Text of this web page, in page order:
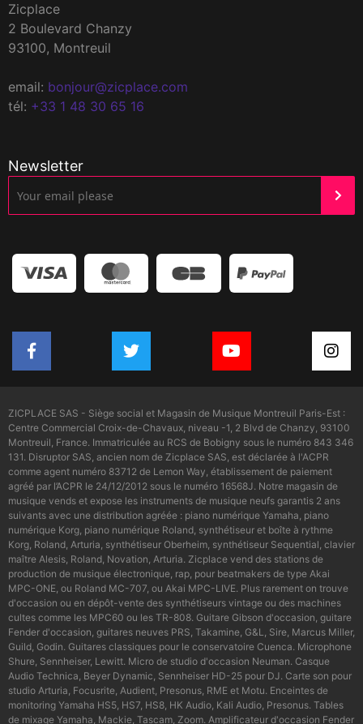
Zicplace
2 Boulevard Chanzy
93100, Montreuil
email: bonjour@zicplace.com
tél: +33 1 48 30 65 16
Newsletter
ZICPLACE SAS - Siège social et Magasin de Musique Montreuil Paris-Est :
Centre Commercial Croix-de-Chavaux, niveau -1, 2 Blvd de Chanzy, 93100
Montreuil, France. Immatriculée au RCS de Bobigny sous le numéro 843 346
131. Disruptor SAS, ancien nom de Zicplace SAS, est déclarée à l'ACPR
comme agent numéro 83712 de Lemon Way, établissement de paiement
agréé par l’ACPR le 24/12/2012 sous le numéro 16568J. Notre magasin de
musique vends et expose les instruments de musique neufs garantis 2 ans
suivants avec une distribution agréée : piano numérique Yamaha, piano
numérique Korg, piano numérique Roland, synthétiseur et boîte à rythme
Korg, Roland, Arturia, synthétiseur Oberheim, synthétiseur Sequential, clavier
maître Alesis, Roland, Novation, Arturia. Zicplace vend des stations de
production de musique électronique, rap, pour beatmakers de type Akai
MPC-ONE, ou Roland MC-707, ou Akai MPC-LIVE. Plus rarement on trouve
d'occasion ou en dépôt-vente des synthétiseurs vintage ou des machines
cultes comme les MPC60 ou les TR-808. Guitare Gibson d'occasion, guitare
Fender d'occasion, guitares neuves PRS, Takamine, G&L, Sire, Marcus Miller,
Guild, Godin. Guitares classiques pour le conservatoire Cuenca. Microphone
Shure, Sennheiser, Lewitt. Micro de studio d'occasion Neuman. Casque
Audio Technica, Beyer Dynamic, Sennheiser HD-25 pour DJ. Carte son pour
studio Arturia, Focusrite, Audient, Presonus, RME et Motu. Enceintes de
monitoring Yamaha HS5, HS7, HS8, HK Audio, Kali Audio, Presonus. Tables
de mixage Yamaha, Mackie, Tascam, Zoom. Amplificateur d'occasion Fender